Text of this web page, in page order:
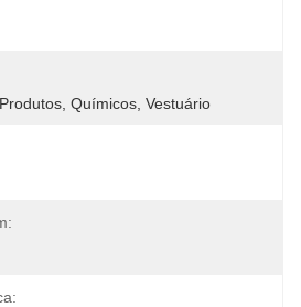
Químicos, Vestuário